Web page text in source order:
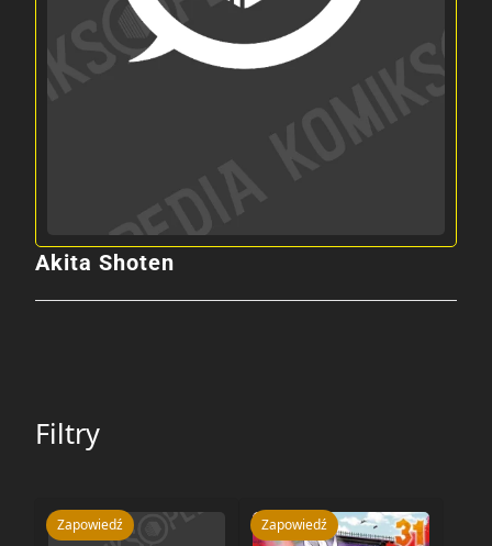
Akita Shoten
Filtry
Zapowiedź Zapowiedź